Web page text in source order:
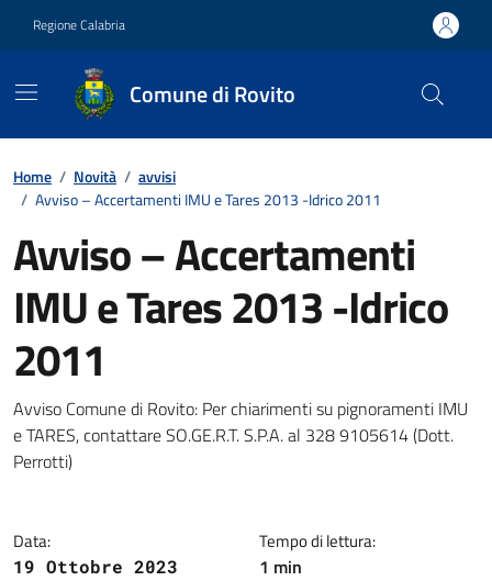
Regione Calabria
Comune di Rovito
Contenuti in evidenza
Home / Novità / avvisi
/ Avviso – Accertamenti IMU e Tares 2013 -Idrico 2011
Avviso – Accertamenti
IMU e Tares 2013 -Idrico
2011
Dettagli della notizia
Avviso Comune di Rovito: Per chiarimenti su pignoramenti IMU
e TARES, contattare SO.GE.R.T. S.P.A. al 328 9105614 (Dott.
Perrotti)
Data:
19 Ottobre 2023
Tempo di lettura:
1 min